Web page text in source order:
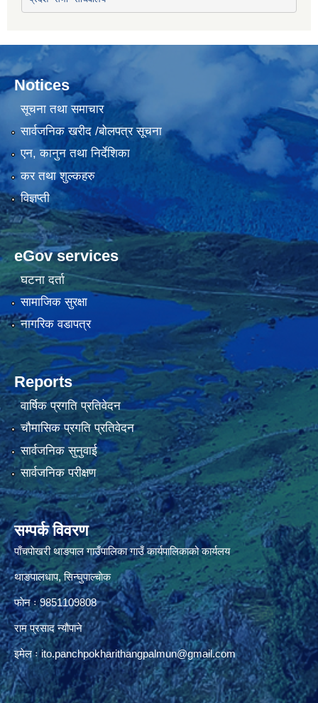
Notices
सूचना तथा समाचार
सार्वजनिक खरीद /बोलपत्र सूचना
एन, कानुन तथा निर्देशिका
कर तथा शुल्कहरु
विज्ञप्ती
eGov services
घटना दर्ता
सामाजिक सुरक्षा
नागरिक वडापत्र
Reports
वार्षिक प्रगति प्रतिवेदन
चौमासिक प्रगति प्रतिवेदन
सार्वजनिक सुनुवाई
सार्वजनिक परीक्षण
सम्पर्क विवरण
पाँचपाेखरी थाङपाल गाउँपालिका गाउँ कार्यपालिकाको कार्यलय
थाङपालधाप, सिन्घुपाल्चाेक
फाेन ः 9851109808
राम प्रसाद न्याैपाने
इमेल ःito.panchpokharithangpalmun@gmail.com